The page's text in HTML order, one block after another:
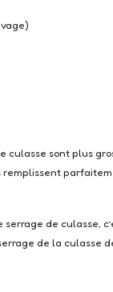
culasse sont plus
remplissent
de culasse,
de la culasse